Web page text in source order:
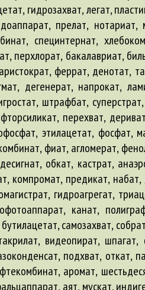
гидрозахват, легат,
прелат, нотариат,
специнтернат,
перхлорат, бакалавриат,
феррат, денотат,
дегенерат, напрокат,
штрафбат,
перехват,
этилацетат, фосфат,
фиат, агломерат,
обкат, кастрат,
компромат, предикат,
гидроагрегат,
канат,
самозахват,
видеопират, шпагат,
подхват, откат,
аромат,
аят, мускат,